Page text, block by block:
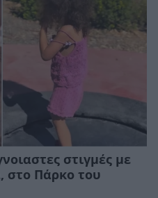
στιγμές με
στο Πάρκο του